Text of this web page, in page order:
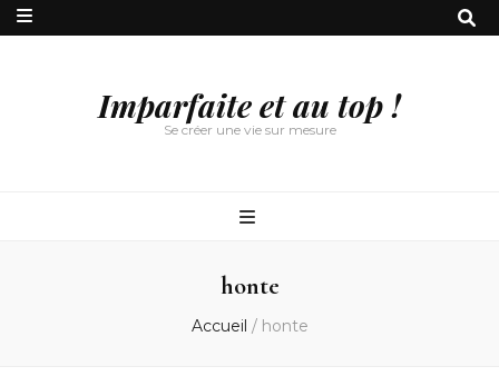
Imparfaite et au top !
Se créer une vie sur mesure
honte
Accueil / honte